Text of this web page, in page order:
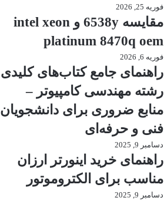
مقایسه
6538y
intel
xeon
platinum
8470q
oem
فوریه 25, 2026
مقایسه 6538y و intel xeon
platinum 8470q oem
راهنمای
جامع
کتاب‌های
کلیدی
رشته
مهندسی
کامپیوتر
–
منابع
ضروری
برای
دانشجویان
فوریه 6, 2026
راهنمای جامع کتاب‌های کلیدی
رشته مهندسی کامپیوتر –
منابع ضروری برای دانشجویان
فنی و حرفه‌ای
راهنمای
خرید
اینورتر
ارزان
مناسب
دسامبر 9, 2025
راهنمای خرید اینورتر ارزان
مناسب برای الکتروموتور
بیشترین
دسامبر 9, 2025